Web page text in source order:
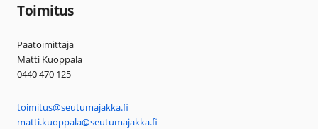
Toimitus
Päätoimittaja
Matti Kuoppala
0440 470 125
toimitus@seutumajakka.fi
matti.kuoppala@seutumajakka.fi